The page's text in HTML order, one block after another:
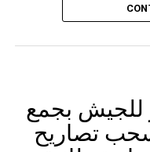
مؤكدا أنهم يتحركون
إلى أن على
لرفع الحصار عنها يتمثل
للجيش بجمع
تصاريح